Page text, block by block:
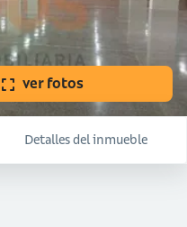
ver fotos
Detalles del inmueble